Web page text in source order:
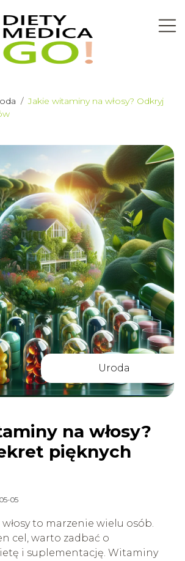
/Jakie witaminy na włosy? Odkryj
Uroda
na włosy?
pięknych
05
to marzenie wielu osób.
cel, warto zadbać o
i suplementację. Witaminy